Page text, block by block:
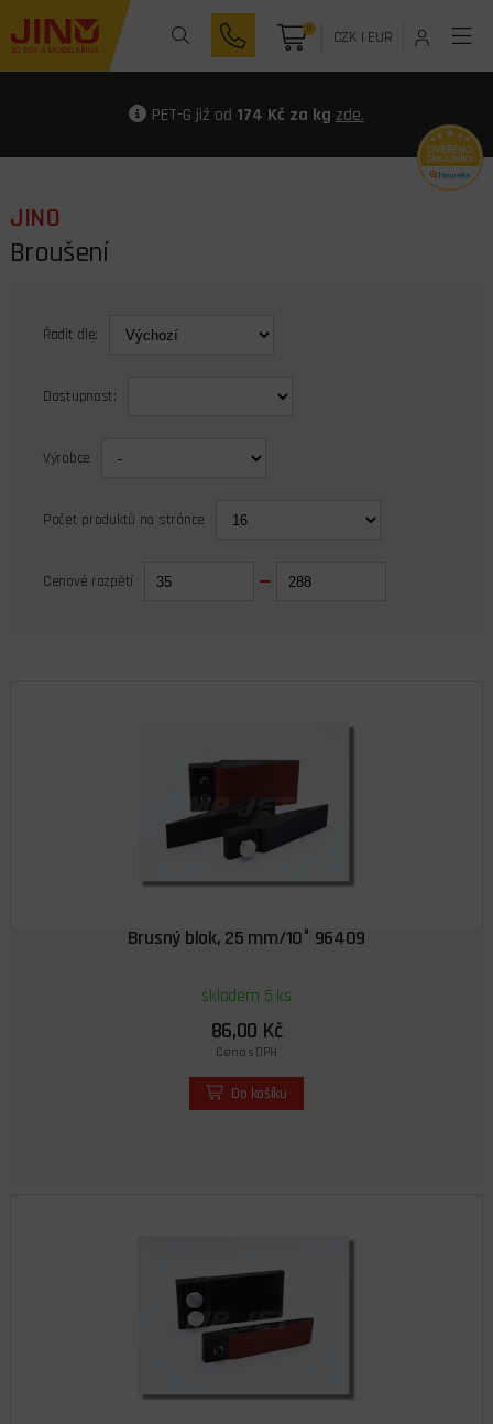
0 CZK| EUR
PET-G již od 174 Kč za kg zde.
JINO
Broušení
Řadit dle:
Dostupnost:
Výrobce
Počet produktů na stránce
Cenové rozpětí
Brusný blok, 25 mm/10° 96409
skladem 5 ks
86,00 Kč
Cena s DPH
Do košíku